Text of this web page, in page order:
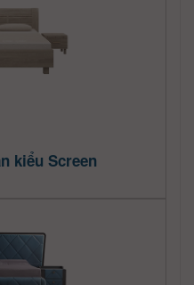
kiểu Screen